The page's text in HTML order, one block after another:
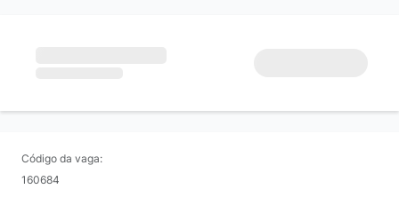
Código da vaga:
160684